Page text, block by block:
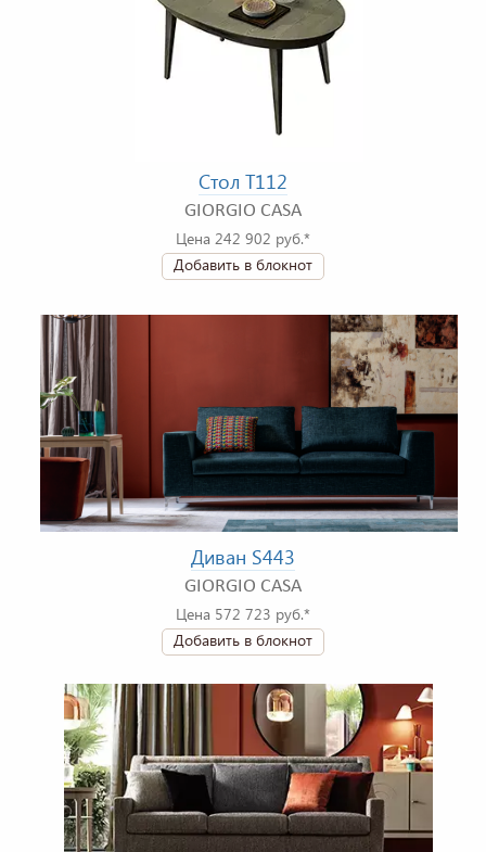
Стол T112
GIORGIO CASA
Цена 242 902 руб.*
Добавить в блокнот
Диван S443
GIORGIO CASA
Цена 572 723 руб.*
Добавить в блокнот